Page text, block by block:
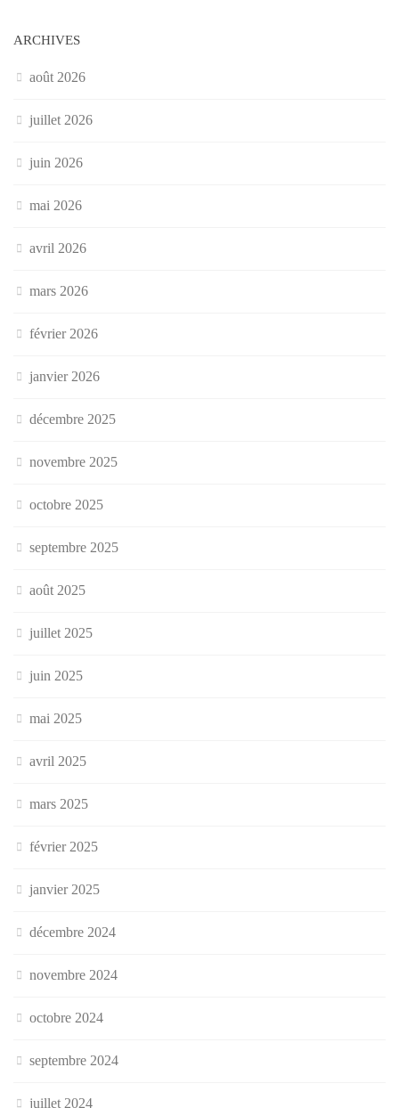
ARCHIVES
août 2026
juillet 2026
juin 2026
mai 2026
avril 2026
mars 2026
février 2026
janvier 2026
décembre 2025
novembre 2025
octobre 2025
septembre 2025
août 2025
juillet 2025
juin 2025
mai 2025
avril 2025
mars 2025
février 2025
janvier 2025
décembre 2024
novembre 2024
octobre 2024
septembre 2024
juillet 2024